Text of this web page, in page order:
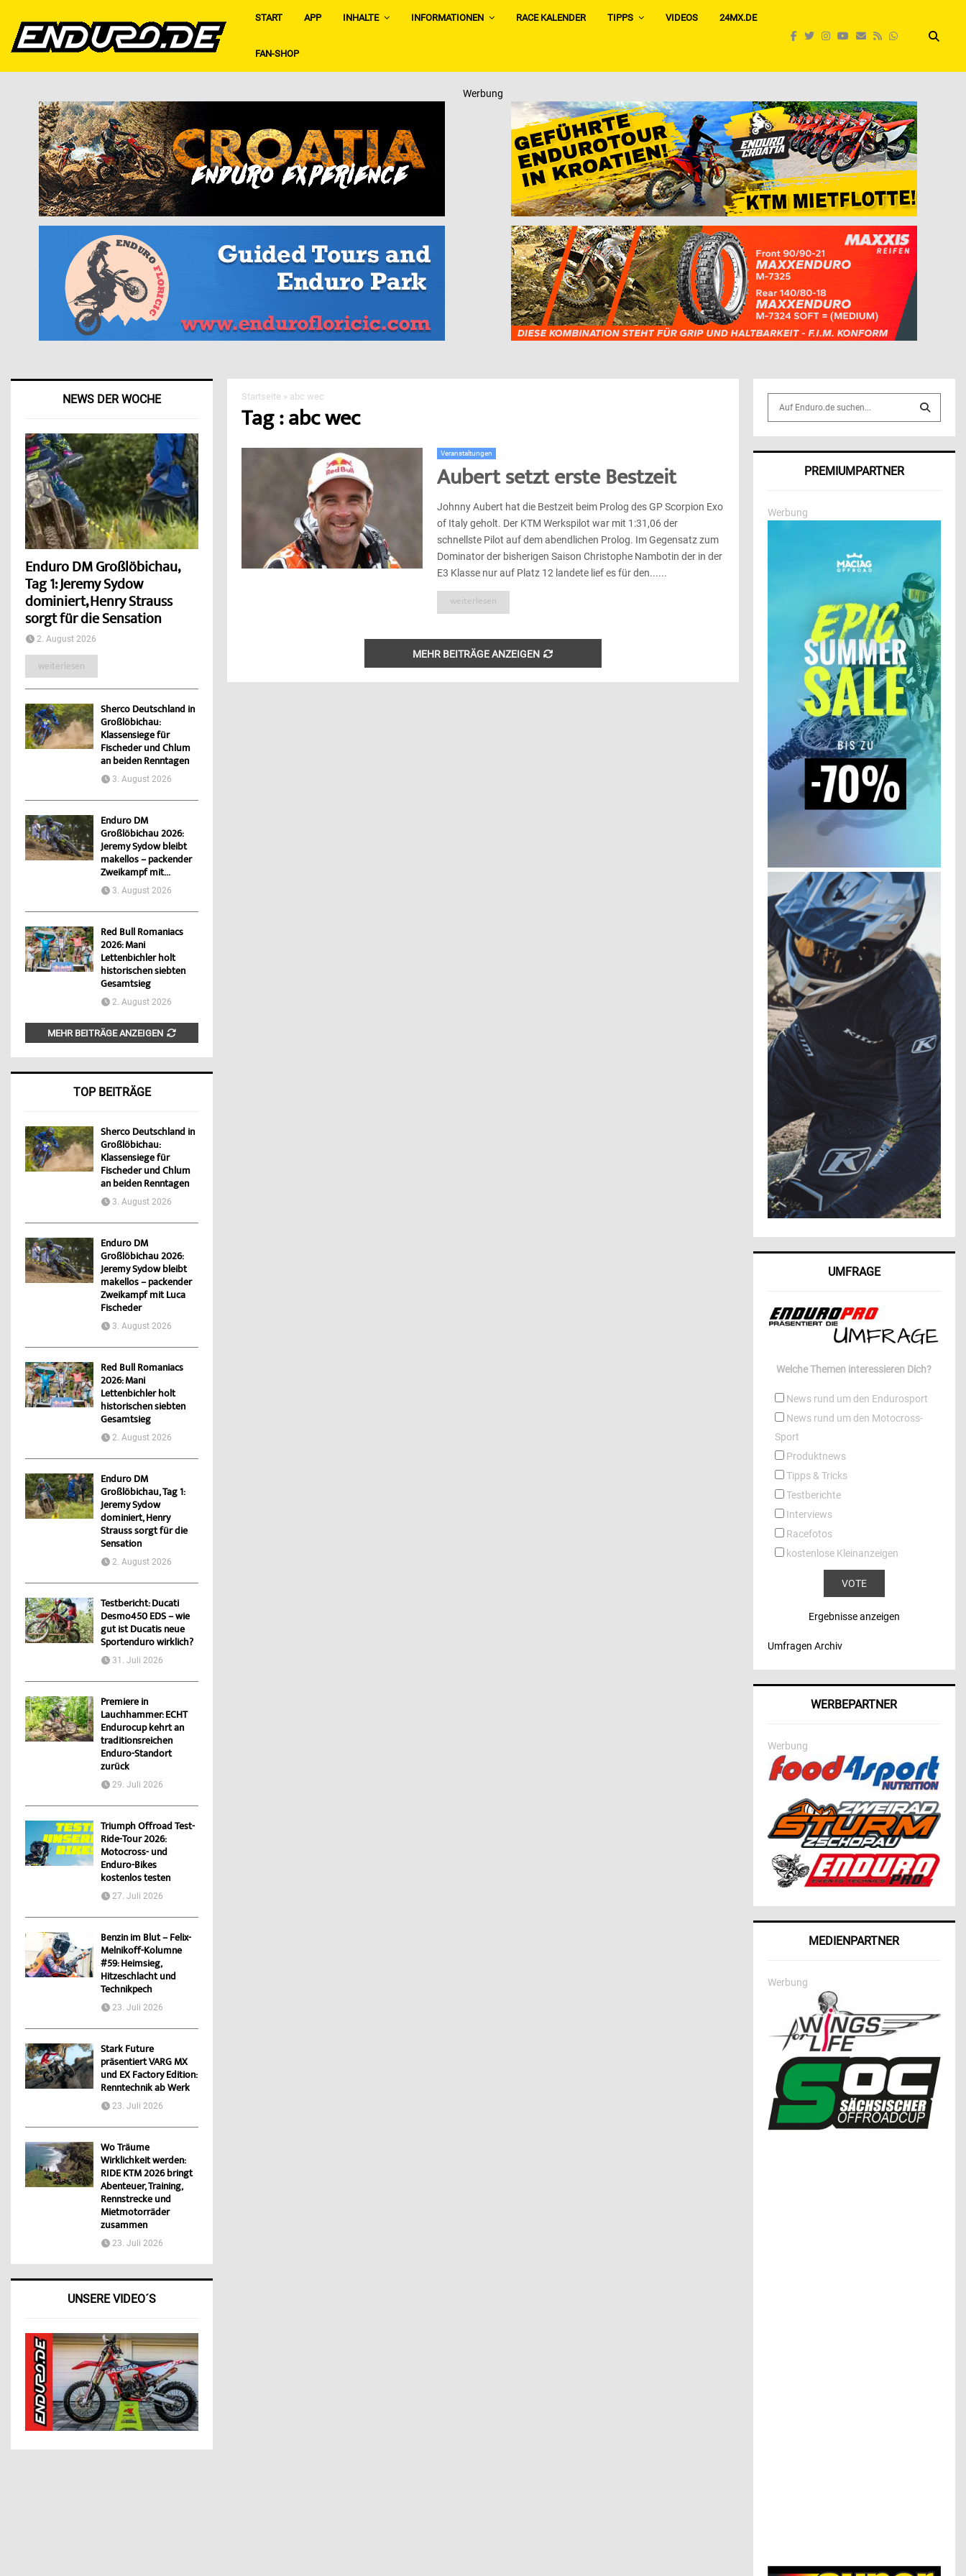
START APP INHALTE INFORMATIONEN RACE KALENDER TIPPS VIDEOS 24MX.DE
FAN-SHOP
Werbung
Startseite » abc wec
Tag : abc wec
Veranstaltungen
Aubert setzt erste Bestzeit
Johnny Aubert hat die Bestzeit beim Prolog des GP Scorpion Exo
of Italy geholt. Der KTM Werkspilot war mit 1:31,06 der
schnellste Pilot auf dem abendlichen Prolog. Im Gegensatz zum
Dominator der bisherigen Saison Christophe Nambotin der in der
E3 Klasse nur auf Platz 12 landete lief es für den......
weiterlesen
MEHR BEITRÄGE ANZEIGEN
NEWS DER WOCHE
Enduro DM Großlöbichau,
Tag 1: Jeremy Sydow
dominiert, Henry Strauss
sorgt für die Sensation
2. August 2026
weiterlesen
Sherco Deutschland in
Großlöbichau:
Klassensiege für
Fischeder und Chlum
an beiden Renntagen
3. August 2026
Enduro DM
Großlöbichau 2026:
Jeremy Sydow bleibt
makellos – packender
Zweikampf mit...
3. August 2026
Red Bull Romaniacs
2026: Mani
Lettenbichler holt
historischen siebten
Gesamtsieg
2. August 2026
MEHR BEITRÄGE ANZEIGEN
TOP BEITRÄGE
Sherco Deutschland in
Großlöbichau:
Klassensiege für
Fischeder und Chlum
an beiden Renntagen
3. August 2026
Enduro DM
Großlöbichau 2026:
Jeremy Sydow bleibt
makellos – packender
Zweikampf mit Luca
Fischeder
3. August 2026
Red Bull Romaniacs
2026: Mani
Lettenbichler holt
historischen siebten
Gesamtsieg
2. August 2026
Enduro DM
Großlöbichau, Tag 1:
Jeremy Sydow
dominiert, Henry
Strauss sorgt für die
Sensation
2. August 2026
Testbericht: Ducati
Desmo450 EDS – wie
gut ist Ducatis neue
Sportenduro wirklich?
31. Juli 2026
Premiere in
Lauchhammer: ECHT
Endurocup kehrt an
traditionsreichen
Enduro-Standort
zurück
29. Juli 2026
Triumph Offroad Test-
Ride-Tour 2026:
Motocross- und
Enduro-Bikes
kostenlos testen
27. Juli 2026
Benzin im Blut – Felix-
Melnikoff-Kolumne
#59: Heimsieg,
Hitzeschlacht und
Technikpech
23. Juli 2026
Stark Future
präsentiert VARG MX
und EX Factory Edition:
Renntechnik ab Werk
23. Juli 2026
Wo Träume
Wirklichkeit werden:
RIDE KTM 2026 bringt
Abenteuer, Training,
Rennstrecke und
Mietmotorräder
zusammen
23. Juli 2026
UNSERE VIDEO´S
o
r
S
R
H
PREMIUMPARTNER
Werbung
UMFRAGE
Welche Themen interessieren Dich?
News rund um den Endurosport
News rund um den Motocross-
Sport
Produktnews
Tipps & Tricks
Testberichte
Interviews
Racefotos
kostenlose Kleinanzeigen
Ergebnisse anzeigen
Umfragen Archiv
WERBEPARTNER
Werbung
MEDIENPARTNER
Werbung